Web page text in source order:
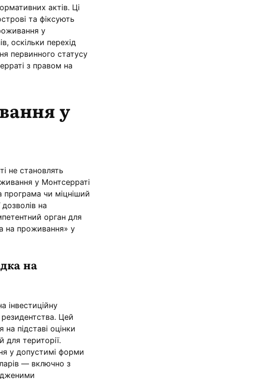
актів. Ці
та фіксують
у
оскільки перехід
первинного статусу
з правом на
у
не становлять
у Монтсерраті
програма чи міцніший
дозволів на
орган для
на проживання» у
на
інвестиційну
Цей
підставі оцінки
для території.
у допустимі форми
— включно з